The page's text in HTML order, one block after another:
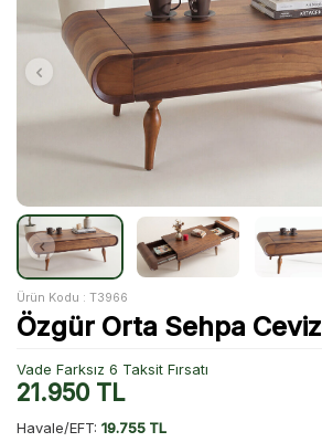
Ürün Kodu : T3966
Özgür Orta Sehpa Ceviz
Vade Farksız 6 Taksit Fırsatı
21.950TL
Havale/EFT: 19.755 TL